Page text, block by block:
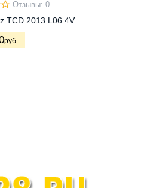
Отзывы: 0
TCD 2013 L06 4V
руб